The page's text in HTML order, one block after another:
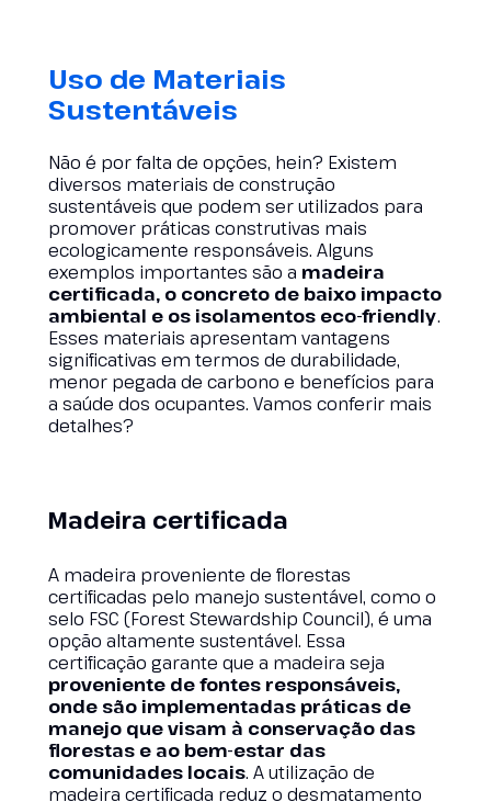
Uso de Materiais
Sustentáveis
Não é por falta de opções, hein? Existem
diversos materiais de construção
sustentáveis que podem ser utilizados para
promover práticas construtivas mais
ecologicamente responsáveis. Alguns
exemplos importantes são a madeira
certificada, o concreto de baixo impacto
ambiental e os isolamentos eco-friendly.
Esses materiais apresentam vantagens
significativas em termos de durabilidade,
menor pegada de carbono e benefícios para
a saúde dos ocupantes. Vamos conferir mais
detalhes?
Madeira certificada
A madeira proveniente de florestas
certificadas pelo manejo sustentável, como o
selo FSC (Forest Stewardship Council), é uma
opção altamente sustentável. Essa
certificação garante que a madeira seja
proveniente de fontes responsáveis,
onde são implementadas práticas de
manejo que visam à conservação das
florestas e ao bem-estar das
comunidades locais. A utilização de
madeira certificada reduz o desmatamento